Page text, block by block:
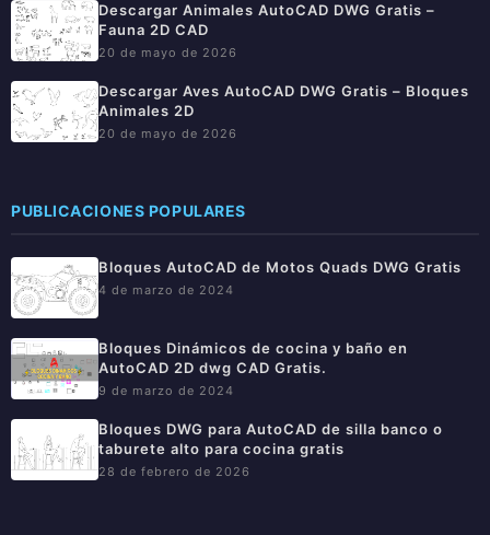
Descargar Animales AutoCAD DWG Gratis –
Fauna 2D CAD
20 de mayo de 2026
Descargar Aves AutoCAD DWG Gratis – Bloques
Animales 2D
20 de mayo de 2026
PUBLICACIONES POPULARES
Bloques AutoCAD de Motos Quads DWG Gratis
4 de marzo de 2024
Bloques Dinámicos de cocina y baño en
AutoCAD 2D dwg CAD Gratis.
9 de marzo de 2024
Bloques DWG para AutoCAD de silla banco o
taburete alto para cocina gratis
28 de febrero de 2026